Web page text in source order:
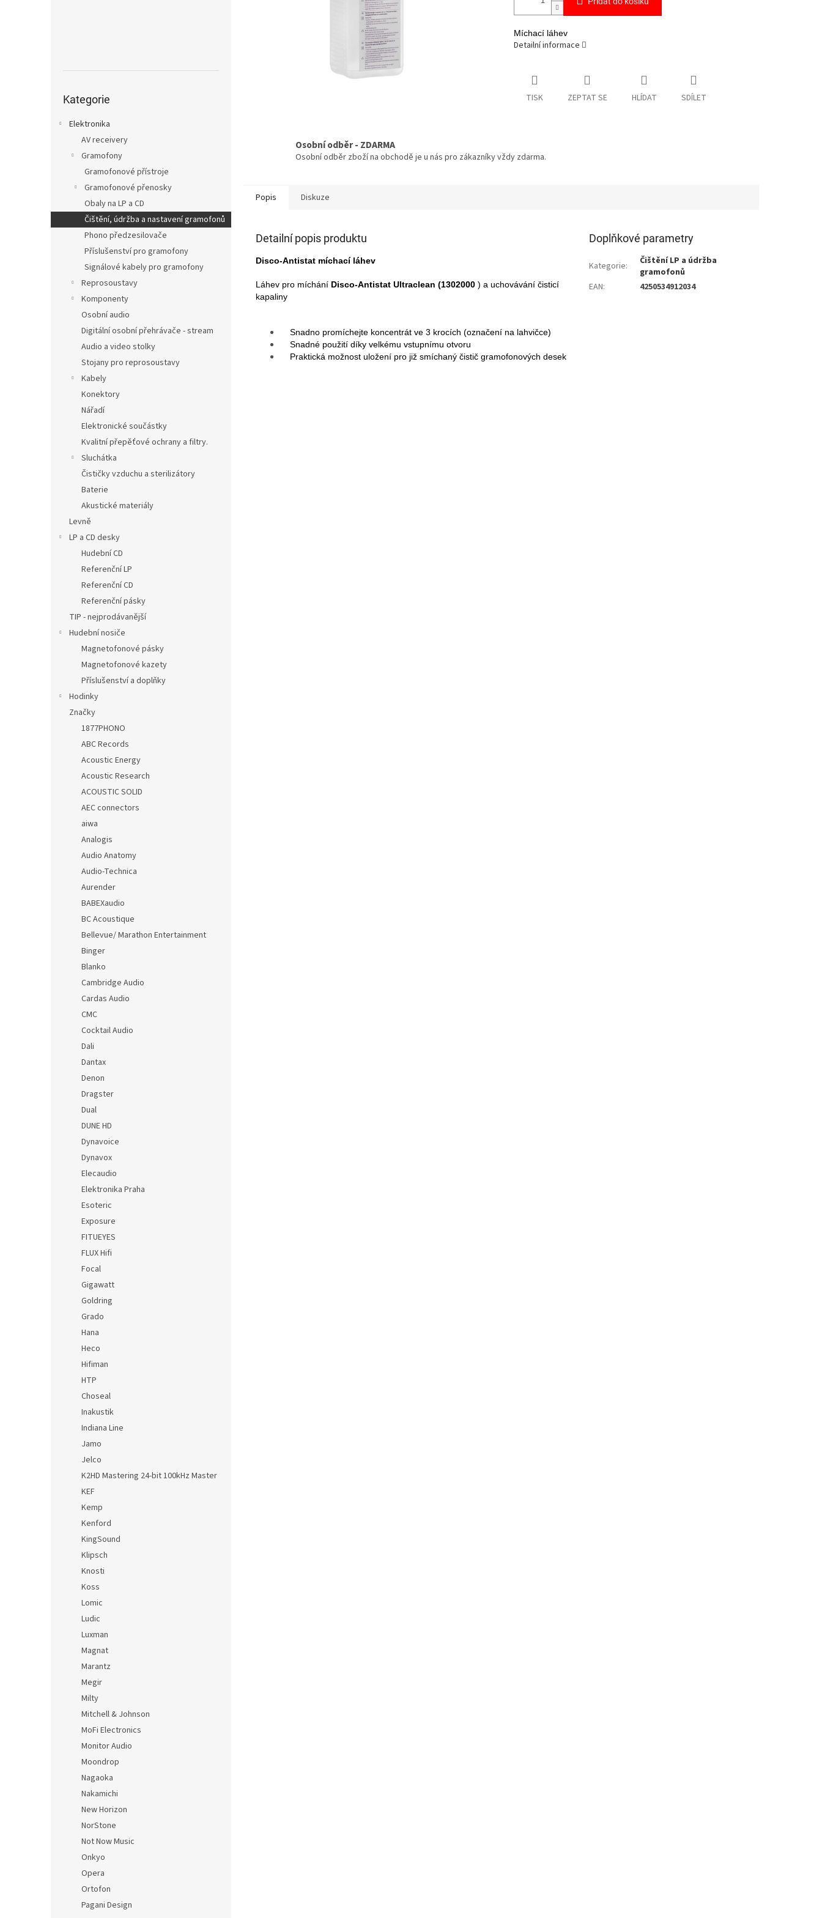
kategorie
Kategorie
Elektronika
AV receivery
Gramofony
Gramofonové přístroje
Gramofonové přenosky
Obaly na LP a CD
Čištění, údržba a nastavení gramofonů
Phono předzesilovače
Příslušenství pro gramofony
Signálové kabely pro gramofony
Reprosoustavy
Komponenty
Osobní audio
Digitální osobní přehrávače - stream
Audio a video stolky
Stojany pro reprosoustavy
Kabely
Konektory
Nářadí
Elektronické součástky
Kvalitní přepěťové ochrany a filtry.
Sluchátka
Čističky vzduchu a sterilizátory
Baterie
Akustické materiály
Levně
LP a CD desky
Hudební CD
Referenční LP
Referenční CD
Referenční pásky
TIP - nejprodávanější
Hudební nosiče
Magnetofonové pásky
Magnetofonové kazety
Příslušenství a doplňky
Hodinky
Značky
1877PHONO
ABC Records
Acoustic Energy
Acoustic Research
ACOUSTIC SOLID
AEC connectors
aiwa
Analogis
Audio Anatomy
Audio-Technica
Aurender
BABEXaudio
BC Acoustique
Bellevue/ Marathon Entertainment
Binger
Blanko
Cambridge Audio
Cardas Audio
CMC
Cocktail Audio
Dali
Dantax
Denon
Dragster
Dual
DUNE HD
Dynavoice
Dynavox
Elecaudio
Elektronika Praha
Esoteric
Exposure
FITUEYES
FLUX Hifi
Focal
Gigawatt
Goldring
Grado
Hana
Heco
Hifiman
HTP
Choseal
Inakustik
Indiana Line
Jamo
Jelco
K2HD Mastering 24-bit 100kHz Master
KEF
Kemp
Kenford
KingSound
Klipsch
Knosti
Koss
Lomic
Ludic
Luxman
Magnat
Marantz
Megir
Milty
Mitchell & Johnson
MoFi Electronics
Monitor Audio
Moondrop
Nagaoka
Nakamichi
New Horizon
NorStone
Not Now Music
Onkyo
Opera
Ortofon
Pagani Design
Míchací láhev
Detailní informace
TISK ZEPTAT SE HLÍDAT SDÍLET
Osobní odběr - ZDARMA
Osobní odběr zboží na obchodě je u nás pro zákazníky vždy zdarma.
Popis Diskuze
Detailní popis produktu
Disco-Antistat míchací láhev
Láhev pro míchání Disco-Antistat Ultraclean (1302000 ) a uchovávání čisticí
kapaliny
Snadno promíchejte koncentrát ve 3 krocích (označení na lahvičce)
Snadné použití díky velkému vstupnímu otvoru
Praktická možnost uložení pro již smíchaný čistič gramofonových desek
Doplňkové parametry
Kategorie:
Čištění LP a údržba
gramofonů
EAN: 4250534912034